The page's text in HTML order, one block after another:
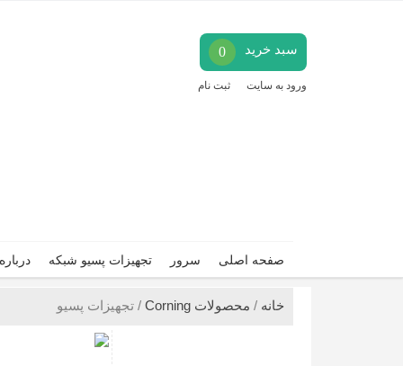
سبد خرید 0
ورود به سایت ثبت نام
صفحه اصلی سرور تجهیزات پسیو شبکه
خانه / محصولات Corning / تجهیزات پسیو